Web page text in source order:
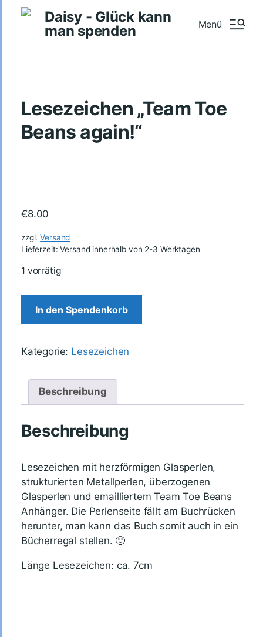
Daisy - Glück kann
man spenden
Menü
Lesezeichen „Team Toe
Beans again!“
€8.00
zzgl.Versand
Lieferzeit: Versand innerhalb von 2-3 Werktagen
1 vorrätig
In den Spendenkorb
Kategorie: Lesezeichen
Beschreibung
Beschreibung
Lesezeichen mit herzförmigen Glasperlen,
strukturierten Metallperlen, überzogenen
Glasperlen und emailliertem Team Toe Beans
Anhänger. Die Perlenseite fällt am Buchrücken
herunter, man kann das Buch somit auch in ein
Bücherregal stellen. 🙂
Länge Lesezeichen: ca. 7cm